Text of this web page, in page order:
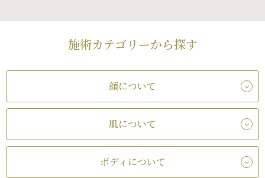
施術カテゴリーから探す
顔について
肌について
ボディについて